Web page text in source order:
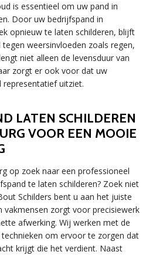
is essentieel om uw pand in
Door uw bedrijfspand in
opnieuw te laten schilderen, blijft
weersinvloeden zoals regen,
niet alleen de levensduur van
zorgt er ook voor dat uw
uitziet.
LATEN SCHILDEREN
VOOR EEN MOOIE
op zoek naar een professioneel
te laten schilderen? Zoek niet
Schilders bent u aan het juiste
vakmensen zorgt voor precisiewerk
afwerking. Wij werken met de
om ervoor te zorgen dat
krijgt die het verdient. Naast